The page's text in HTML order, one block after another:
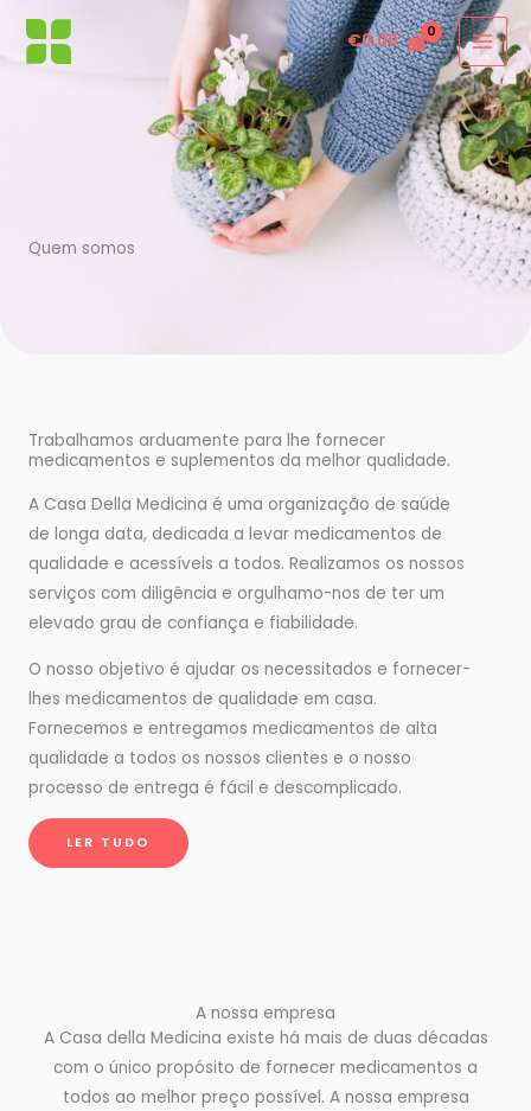
Skip
€0.00
Quem somos
Trabalhamos arduamente para lhe fornecer
medicamentos e suplementos da melhor qualidade.
A Casa Della Medicina é uma organização de saúde
de longa data, dedicada a levar medicamentos de
qualidade e acessíveis a todos. Realizamos os nossos
serviços com diligência e orgulhamo-nos de ter um
elevado grau de confiança e fiabilidade.
O nosso objetivo é ajudar os necessitados e fornecer-
lhes medicamentos de qualidade em casa.
Fornecemos e entregamos medicamentos de alta
qualidade a todos os nossos clientes e o nosso
processo de entrega é fácil e descomplicado.
LER TUDO
A nossa empresa
A Casa della Medicina existe há mais de duas décadas
com o único propósito de fornecer medicamentos a
todos ao melhor preço possível. A nossa empresa